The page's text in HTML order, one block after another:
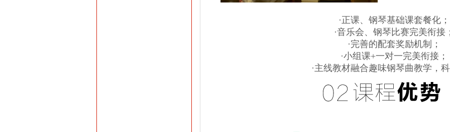
·正课、钢琴基础课套餐化；
·音乐会、钢琴比赛完美衔接
·完善的配套奖励机制；
·小组课+一对一完美衔接；
·主线教材融合趣味钢琴曲教学，